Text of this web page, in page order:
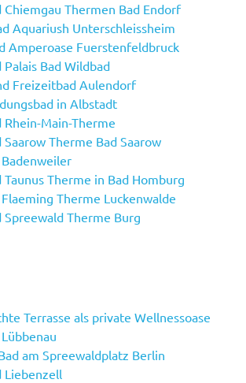
Chiemgau Thermen Bad Endorf
Aquariush Unterschleissheim
Amperoase Fuerstenfeldbruck
Bad Wildbad
Freizeitbad Aulendorf
in Albstadt
Rhein-Main-Therme
Therme Bad Saarow
Therme in Bad Homburg
Therme Luckenwalde
Spreewald Therme Burg
Terrasse als private Wellnessoase
am Spreewaldplatz Berlin
Liebenzell